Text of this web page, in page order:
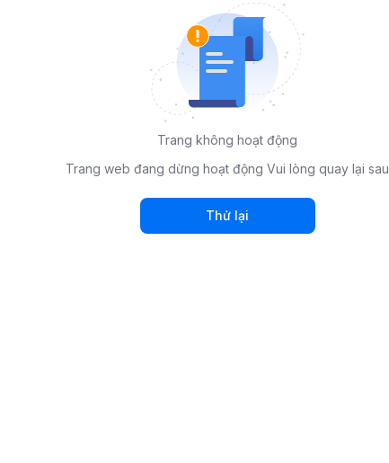
Trang không hoạt động
Trang web đang dừng hoạt động Vui lòng quay lại sau
Thử lại